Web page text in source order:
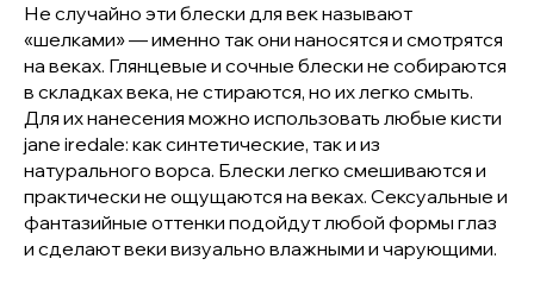
Не случайно эти блески для век называют
«шелками» — именно так они наносятся и смотрятся
на веках. Глянцевые и сочные блески не собираются
в складках века, не стираются, но их легко смыть.
Для их нанесения можно использовать любые кисти
jane iredale: как синтетические, так и из
натурального ворса. Блески легко смешиваются и
практически не ощущаются на веках. Сексуальные и
фантазийные оттенки подойдут любой формы глаз
и сделают веки визуально влажными и чарующими.